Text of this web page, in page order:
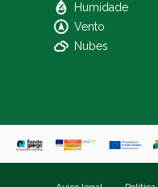
Humidade
Vento
Nubes